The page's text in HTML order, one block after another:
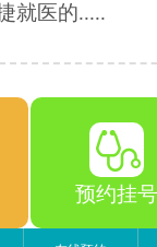
就医的.....
预约挂号